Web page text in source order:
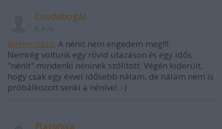
Csodabogár
@Herr Géza: A nénit nem engedem meg!!!
Nemrég voltunk egy rövid utazáson és egy idős
"nénit" mindenki néninek szólított. Végén kiderült,
hogy csak egy évvel idősebb nálam, de nálam nem is
próbálkozott senki a nénivel.:-)
Platonica